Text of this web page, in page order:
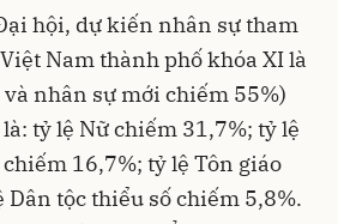
hội, dự kiến nhân sự tham
Nam thành phố khóa XI là
nhân sự mới chiếm 55%)
tỷ lệ Nữ chiếm 31,7%; tỷ lệ
16,7%; tỷ lệ Tôn giáo
tộc thiểu số chiếm 5,8%.